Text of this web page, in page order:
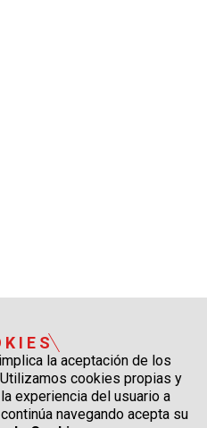
la aceptación de los
cookies propias y
experiencia del usuario a
navegando acepta su